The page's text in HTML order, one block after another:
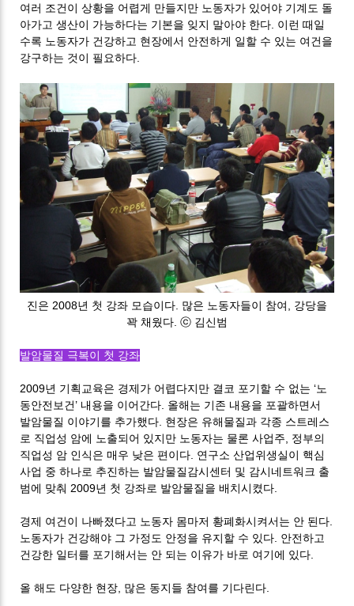
여러 조건이 상황을 어렵게 만들지만 노동자가 있어야 기계도 돌
아가고 생산이 가능하다는 기본을 잊지 말아야 한다. 이런 때일
수록 노동자가 건강하고 현장에서 안전하게 일할 수 있는 여건을
강구하는 것이 필요하다.
진은 2008년 첫 강좌 모습이다. 많은 노동자들이 참여, 강당을
꽉 채웠다. ⓒ 김신범
발암물질 극복이 첫 강좌
2009년 기획교육은 경제가 어렵다지만 결코 포기할 수 없는 ‘노
동안전보건’ 내용을 이어간다. 올해는 기존 내용을 포괄하면서
발암물질 이야기를 추가했다. 현장은 유해물질과 각종 스트레스
로 직업성 암에 노출되어 있지만 노동자는 물론 사업주, 정부의
직업성 암 인식은 매우 낮은 편이다. 연구소 산업위생실이 핵심
사업 중 하나로 추진하는 발암물질감시센터 및 감시네트워크 출
범에 맞춰 2009년 첫 강좌로 발암물질을 배치시켰다.
경제 여건이 나빠졌다고 노동자 몸마저 황폐화시켜서는 안 된다.
노동자가 건강해야 그 가정도 안정을 유지할 수 있다. 안전하고
건강한 일터를 포기해서는 안 되는 이유가 바로 여기에 있다.
올 해도 다양한 현장, 많은 동지들 참여를 기다린다.